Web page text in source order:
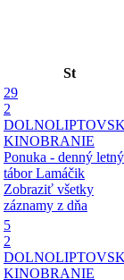
St
29
2
KINOBRANIE
Ponuka - denný letný
tábor Lamáčik
Zobraziť všetky
záznamy z dňa
5
2
KINOBRANIE